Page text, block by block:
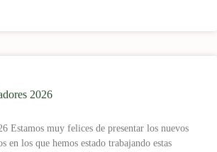
2026
Estamos muy felices de presentar los nuevos
en los que hemos estado trabajando estas